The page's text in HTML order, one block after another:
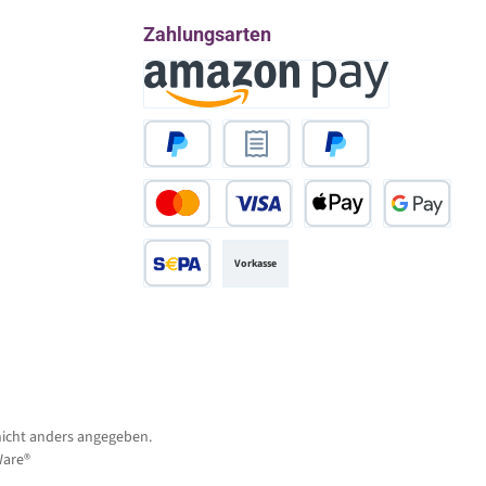
Zahlungsarten
Amazon Pay
PayPal RechnungskaufSpäter Bezahlen
Kredit- oder Debitkarte
Vorkasse
anders angegeben.